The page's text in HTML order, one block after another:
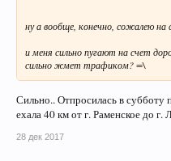
ну а вообще, конечно, сожалею
и меня сильно пугают на счет
сильно жмет трафиком? =\
Сильно.. Отпросилась в
ехала 40 км от г. Раменское до
28 дек 2017